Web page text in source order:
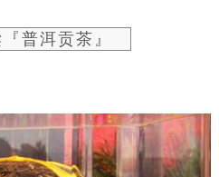
普洱贡茶』